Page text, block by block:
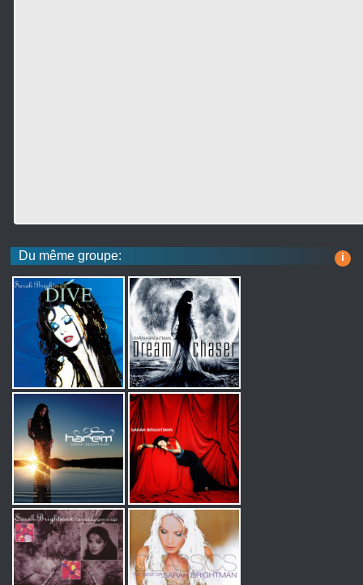
Du même groupe: i